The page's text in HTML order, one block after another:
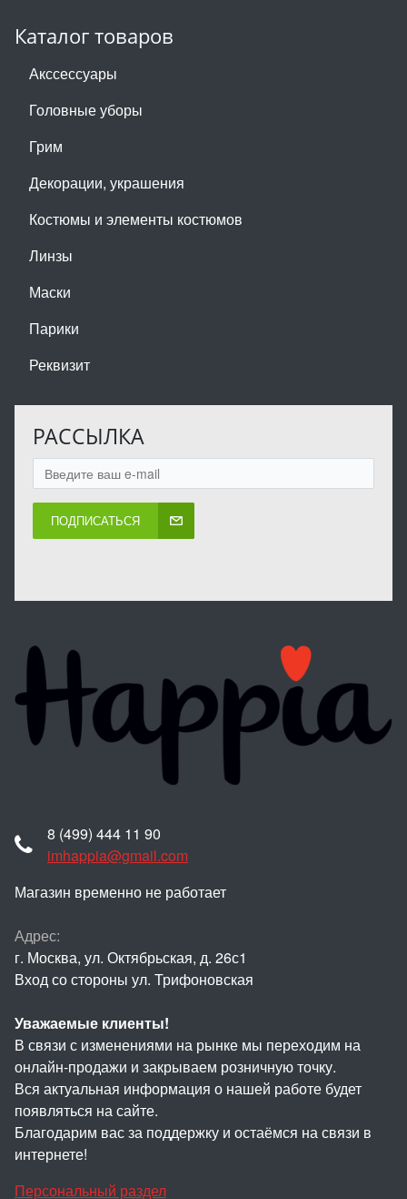
Каталог товаров
Акссессуары
Головные уборы
Грим
Декорации, украшения
Костюмы и элементы костюмов
Линзы
Маски
Парики
Реквизит
РАССЫЛКА
ПОДПИСАТЬСЯ
8 (499) 444 11 90
imhappia@gmail.com
Магазин временно не работает
Адрес:
г. Москва, ул. Октябрьская, д. 26с1
Вход со стороны ул. Трифоновская
Уважаемые клиенты!
В связи с изменениями на рынке мы переходим на
онлайн-продажи и закрываем розничную точку.
Вся актуальная информация о нашей работе будет
появляться на сайте.
Благодарим вас за поддержку и остаёмся на связи в
интернете!
Персональный раздел